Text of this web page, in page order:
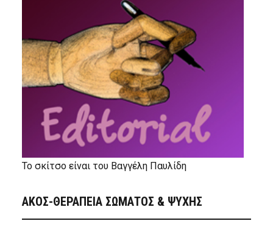
Το σκίτσο είναι του Βαγγέλη Παυλίδη
ΑΚΟΣ-ΘΕΡΑΠΕΙΑ ΣΩΜΑΤΟΣ & ΨΥΧΗΣ